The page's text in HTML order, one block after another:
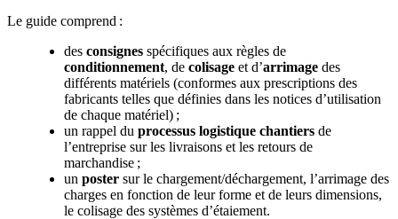
Le guide comprend :
des consignes spécifiques aux règles de
conditionnement, de colisage et d’arrimage des
différents matériels (conformes aux prescriptions des
fabricants telles que définies dans les notices d’utilisation
de chaque matériel) ;
un rappel du processus logistique chantiers de
l’entreprise sur les livraisons et les retours de
marchandise ;
un poster sur le chargement/déchargement, l’arrimage des
charges en fonction de leur forme et de leurs dimensions,
le colisage des systèmes d’étaiement.